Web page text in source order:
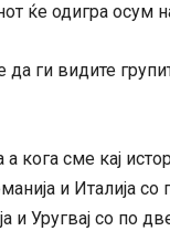
ќе одигра осум
ги видите
а кога сме кај
и Италија
и Уругвај со по